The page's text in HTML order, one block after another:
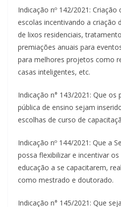
Indicação nº 142/2021:
escolas incentivando a criação
de lixos residenciais,
premiações anuais para
para melhores projetos como
casas inteligentes, etc.
Indicação n° 143/2021: Que os
pública de ensino sejam
escolhas de curso de
Indicação nº 144/2021: Que a
possa flexibilizar e incentivar
educação a se capacitarem,
como mestrado e doutorado.
Indicação n° 145/2021: Que